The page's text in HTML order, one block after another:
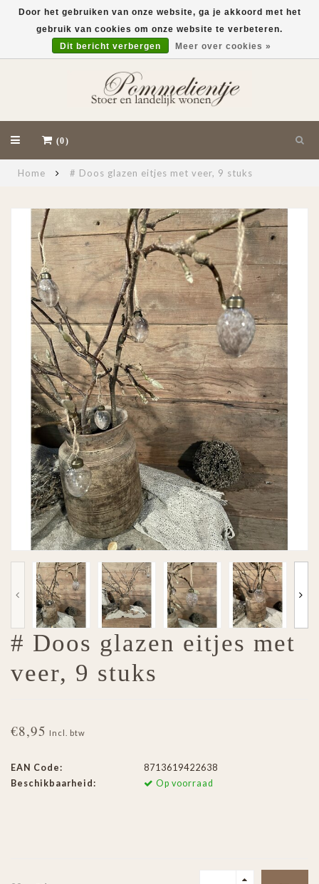
(0)
Home # Doos glazen eitjes met veer, 9 stuks
# Doos glazen eitjes met
veer, 9 stuks
€8,95 Incl. btw
EAN Code:
8713619422638
Beschikbaarheid:
Op voorraad
Door het gebruiken van onze website, ga je akkoord met het
gebruik van cookies om onze website te verbeteren.
Dit bericht verbergen
Meer over cookies »